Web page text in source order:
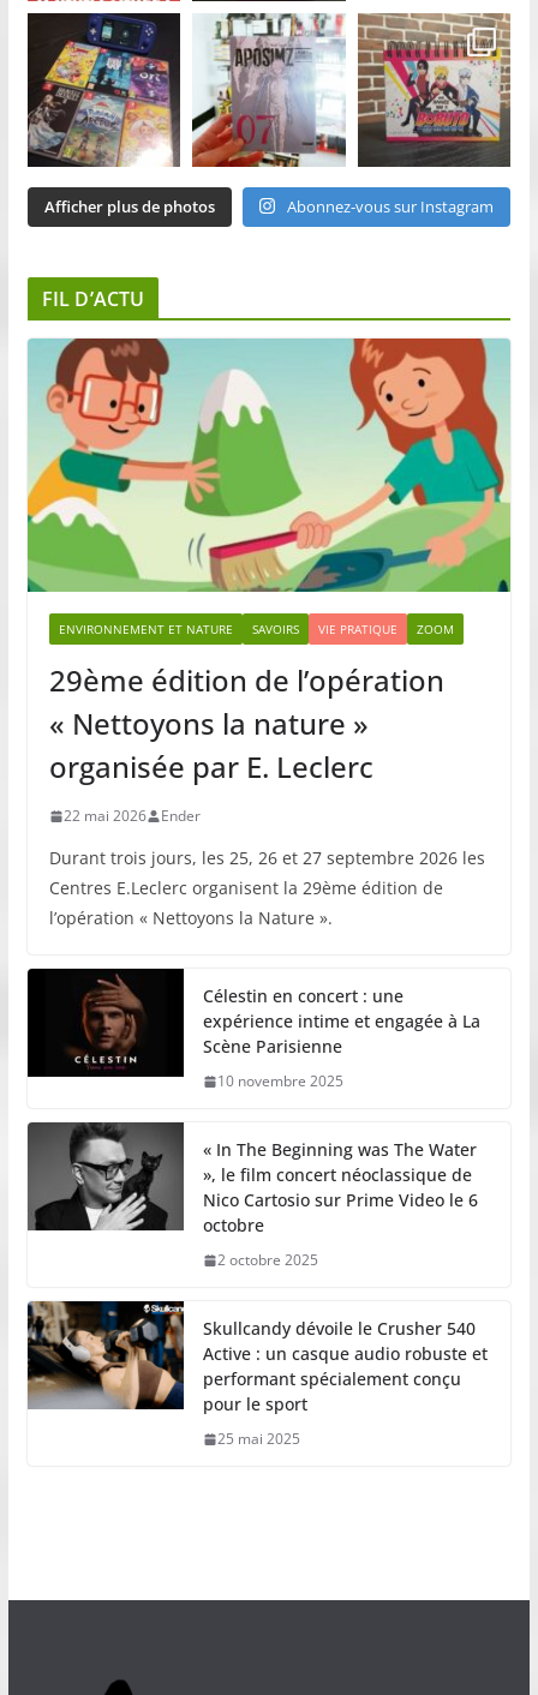
Afficher plus de photos Abonnez-vous sur Instagram
FIL D’ACTU
ENVIRONNEMENT ET NATURE SAVOIRS VIE PRATIQUE ZOOM
29ème édition de l’opération
« Nettoyons la nature »
organisée par E. Leclerc
22 mai 2026 Ender
Durant trois jours, les 25, 26 et 27 septembre 2026 les
Centres E.Leclerc organisent la 29ème édition de
l’opération « Nettoyons la Nature ».
Célestin en concert : une
expérience intime et engagée à La
Scène Parisienne
10 novembre 2025
« In The Beginning was The Water
», le film concert néoclassique de
Nico Cartosio sur Prime Video le 6
octobre
2 octobre 2025
Skullcandy dévoile le Crusher 540
Active : un casque audio robuste et
performant spécialement conçu
pour le sport
25 mai 2025